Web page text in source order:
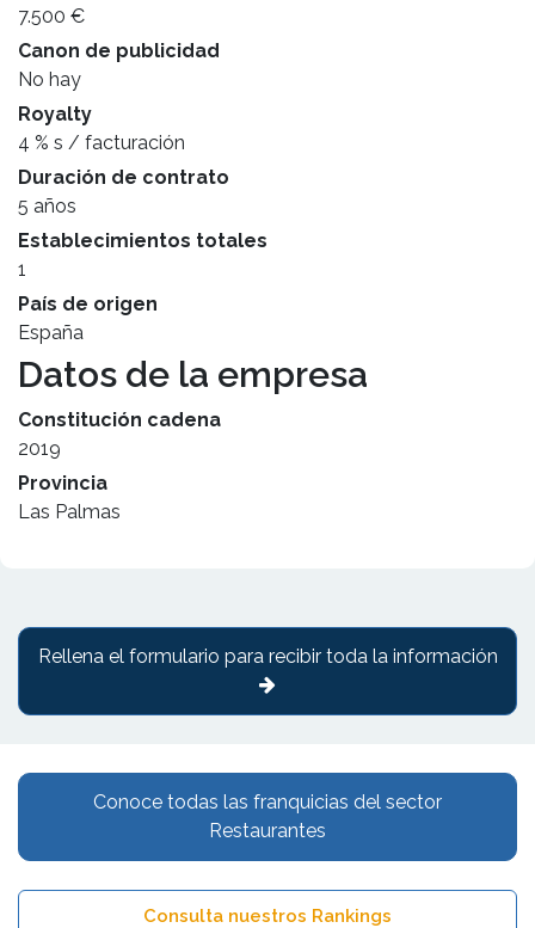
7.500 €
Canon de publicidad
No hay
Royalty
4 % s / facturación
Duración de contrato
5 años
Establecimientos totales
1
País de origen
España
Datos de la empresa
Constitución cadena
2019
Provincia
Las Palmas
Conoce todas las franquicias del sector
Restaurantes
Consulta nuestros Rankings